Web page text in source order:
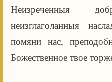
Неизреченныя
неизглаголанныя
помяни нас,
Божественное твое